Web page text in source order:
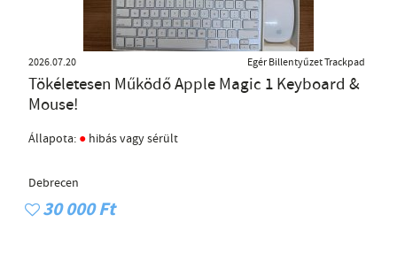
2026.07.20 Egér Billentyűzet Trackpad
Tökéletesen Működő Apple Magic 1 Keyboard &
Mouse!
Állapota: ● hibás vagy sérült
Debrecen
30 000 Ft